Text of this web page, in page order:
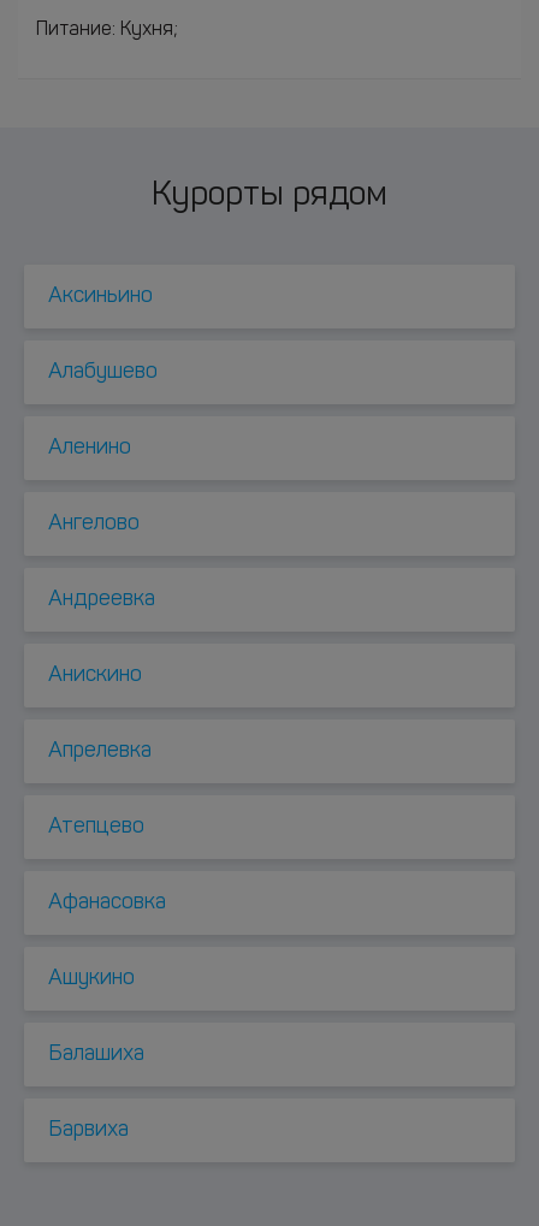
Питание: Кухня;
Курорты рядом
Аксиньино
Алабушево
Аленино
Ангелово
Андреевка
Анискино
Апрелевка
Атепцево
Афанасовка
Ашукино
Балашиха
Барвиха